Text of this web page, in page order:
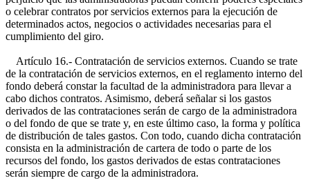
o celebrar contratos por servicios externos para la ejecución de
determinados actos, negocios o actividades necesarias para el
cumplimiento del giro.
Artículo 16.- Contratación de servicios externos. Cuando se trate
de la contratación de servicios externos, en el reglamento interno del
fondo deberá constar la facultad de la administradora para llevar a
cabo dichos contratos. Asimismo, deberá señalar si los gastos
derivados de las contrataciones serán de cargo de la administradora
o del fondo de que se trate y, en este último caso, la forma y política
de distribución de tales gastos. Con todo, cuando dicha contratación
consista en la administración de cartera de todo o parte de los
recursos del fondo, los gastos derivados de estas contrataciones
serán siempre de cargo de la administradora.